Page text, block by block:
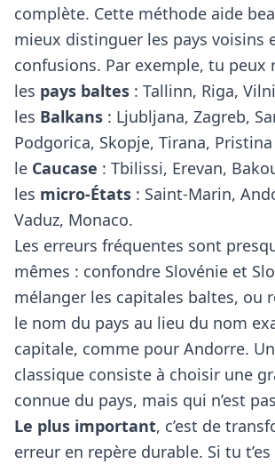
complète. Cette méthode aide
mieux distinguer les pays voisins
confusions. Par exemple, tu peux
les pays baltes : Tallinn, Riga,
les Balkans : Ljubljana, Zagreb,
Podgorica, Skopje, Tirana, Pristina
le Caucase : Tbilissi, Erevan,
les micro-États : Saint-Marin,
Vaduz, Monaco.
Les erreurs fréquentes sont
mêmes : confondre Slovénie et
mélanger les capitales baltes, ou
le nom du pays au lieu du nom
capitale, comme pour Andorre.
classique consiste à choisir une
connue du pays, mais qui n’est
Le plus important, c’est de
erreur en repère durable. Si tu